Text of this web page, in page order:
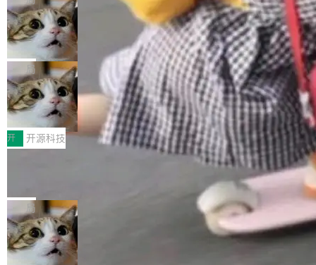
现实 过去两年，CIO们的焦虑清单上多了两项：
一是如何让大模型和智能体应用安全地从PoC走
向生产，二是如何让测试团队跟得上AI应用...
设置，如果用布尔值 + 可空字段来表示——bool
ean 表示是否可切换，nullable 的默认模式、浅
色方案、深色方案——会产生大量无意义的组
合。方案缺了、配置冲突了、全 null 了。要知道
哪些组合有效，作者说，你得靠"文档、校验、或
者部落知识"。 换个写法。Rust 的 enum，两个
变体：Switchable...
个"AI 知识库 + 聊天机器人"——每个大厂都在
做，没什么新鲜的。 但 Kenton Varda 在 Twitte
r 上把事情说清楚了： 今天我们发布了 Cloudfla
re OS，一个带连接器的聊天机器人，跟其他所
有科技公司做的一样。只不过，实际上它不一
样。这是 Sandstorm.io 的重制版，我十年前的
那个创业公司。不同的是，这次它构建在 Cloudf
lare Workers 上——我花了九年时间搭建的平台
——并且深度集成了 AI。这基本上是我十年秘密
Deno 团队开源 Celld，可自托管的分
布式 Durable Objects
Ryan Dahl 领导的 Deno 团队推出了最新开源项
目 Celld，一个能在自己机器上运行 Cloudflare
Workers 和 Durable Objects 的守护进程。 设
计思路很直接：每个对象是一个独立的 SQLite
数据库，按名称寻址，复制到你自己的 S3 兼容
存储库里。节点之间只通过这个存储库协调——
没有控制平面，没有共识协议。每个对象自带一
个小型数据库，应用天然按分片构建，单个数据
库的竞争和爆炸半径问题在设计层面就被消除
了。 闲置的 cell 会休眠到几乎不占资源。当 cel
l 迁移或唤醒时，新宿主从 S3 恢复 SQLite 数据
库继续执行。存储库是持久化的唯一真相...
局
鲁大师7月新机性能/流畅/AI榜：vivo夺
性能、流畅双第一，三星Galaxy Z系列
新折叠缺席
2026年7月的手机市场，由于存储等硬件成本暴
增，手机厂商的日子也不好过啊，新机速度明显
放缓，因此硝烟味淡了许多。新机参数规格除开
高价的三星折叠（三星Galaxy Z Fold8 Ultra / Z
Fold8 / Z Flip8）外，其余要么是中低端机器，
例如iQOO Z11i、REDMI Note 17、REDMI No
te 17 Pro、OPPO K15，要么是vivo X300 E这
样的次旗舰。 Galaxy Z Fold8 Ultra / Z Fold8 /
Z Flip8三款折叠屏新机均在7月22日发布，且全
开 开源科技
Zed 编辑器团队发布了新项目——DeltaDB，一
个在 git commit 之间记录每一次编辑操作的版
本控制系统。目前处于 Early Access 阶段。 De
ltaDB 的核心思路直接写在 landing page 最显
眼的位置：「Software is made between com
局
SpaceXAI 单季资本开支达 183 亿美元
根据风险投资人Tomer Tunguz 博客（VC 分